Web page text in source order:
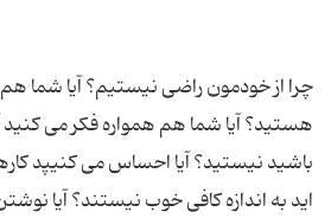
چرا از خودمون راضی نیستیم؟ آیا شما
هستید؟ آیا شما هم همواره فکر می
باشید نیستید؟ آیا احساس می كنیپد
اید به اندازه كافی خوب نیستند؟ آیا